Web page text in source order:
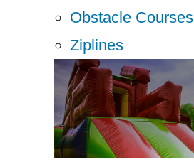
Obstacle Courses
Ziplines